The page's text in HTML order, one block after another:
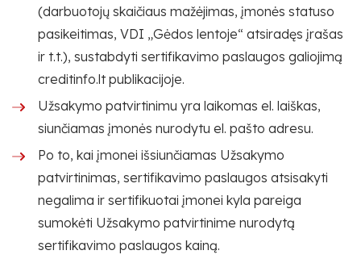
(darbuotojų skaičiaus mažėjimas, įmonės statuso
pasikeitimas, VDI „Gėdos lentoje“ atsiradęs įrašas
ir t.t.), sustabdyti sertifikavimo paslaugos galiojimą
creditinfo.lt publikacijoje.
Užsakymo patvirtinimu yra laikomas el. laiškas,
siunčiamas įmonės nurodytu el. pašto adresu.
Po to, kai įmonei išsiunčiamas Užsakymo
patvirtinimas, sertifikavimo paslaugos atsisakyti
negalima ir sertifikuotai įmonei kyla pareiga
sumokėti Užsakymo patvirtinime nurodytą
sertifikavimo paslaugos kainą.